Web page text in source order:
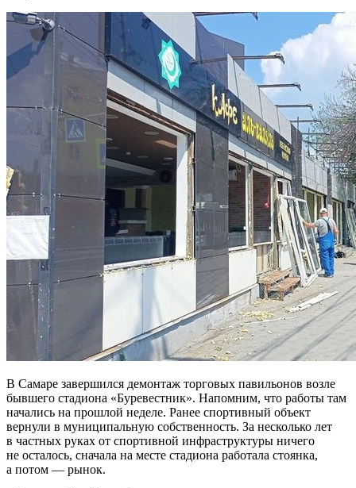
В Самаре завершился демонтаж торговых павильонов возле
бывшего стадиона «Буревестник». Напомним, что работы там
начались на прошлой неделе. Ранее спортивный объект
вернули в муниципальную собственность. За несколько лет
в частных руках от спортивной инфраструктуры ничего
не осталось, сначала на месте стадиона работала стоянка,
а потом — рынок.